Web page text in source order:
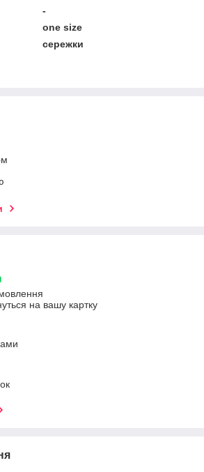
-
one size
сережки
на вашу картку